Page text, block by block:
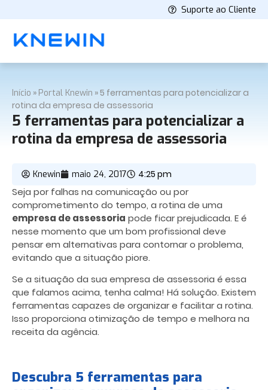
Suporte ao Cliente
Início » Portal Knewin »5 ferramentas para potencializar a
rotina da empresa de assessoria
5 ferramentas para potencializar a
rotina da empresa de assessoria
Knewin maio 24, 2017 4:25 pm
Seja por falhas na comunicação ou por
comprometimento do tempo, a rotina de uma
empresa de assessoria pode ficar prejudicada. E é
nesse momento que um bom profissional deve
pensar em alternativas para contornar o problema,
evitando que a situação piore.
Se a situação da sua empresa de assessoria é essa
que falamos acima, tenha calma! Há solução. Existem
ferramentas capazes de organizar e facilitar a rotina.
Isso proporciona otimização de tempo e melhora na
receita da agência.
Descubra 5 ferramentas para